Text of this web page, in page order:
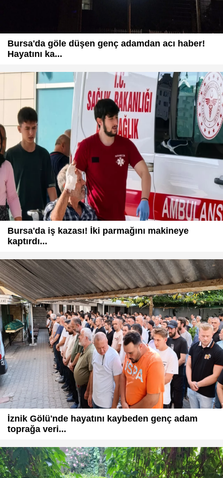
Bursa'da göle düşen genç adamdan acı haber!
Hayatını ka...
Bursa'da iş kazası! İki parmağını makineye
kaptırdı...
İznik Gölü'nde hayatını kaybeden genç adam
toprağa veri...